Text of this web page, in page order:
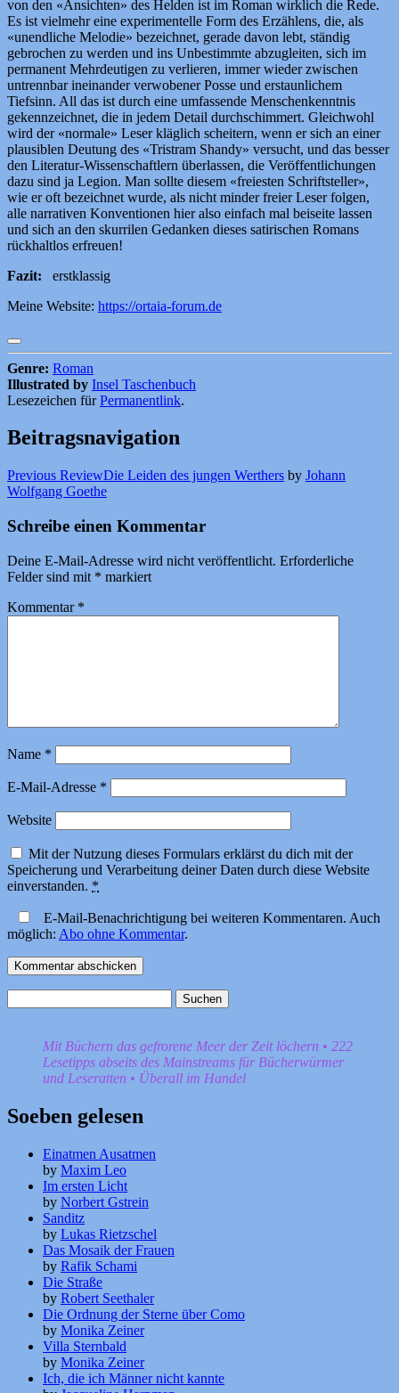
von den «Ansichten» des Helden ist im Roman wirklich die Rede.
Es ist vielmehr eine experimentelle Form des Erzählens, die, als
«unendliche Melodie» bezeichnet, gerade davon lebt, ständig
gebrochen zu werden und ins Unbestimmte abzugleiten, sich im
permanent Mehrdeutigen zu verlieren, immer wieder zwischen
untrennbar ineinander verwobener Posse und erstaunlichem
Tiefsinn. All das ist durch eine umfassende Menschenkenntnis
gekennzeichnet, die in jedem Detail durchschimmert. Gleichwohl
wird der «normale» Leser kläglich scheitern, wenn er sich an einer
plausiblen Deutung des «Tristram Shandy» versucht, und das besser
den Literatur-Wissenschaftlern überlassen, die Veröffentlichungen
dazu sind ja Legion. Man sollte diesem «freiesten Schriftsteller»,
wie er oft bezeichnet wurde, als nicht minder freier Leser folgen,
alle narrativen Konventionen hier also einfach mal beiseite lassen
und sich an den skurrilen Gedanken dieses satirischen Romans
rückhaltlos erfreuen!
Fazit: erstklassig
Meine Website: https://ortaia-forum.de
Genre: Roman
Illustrated by Insel Taschenbuch
Lesezeichen fürPermanentlink.
Beitragsnavigation
Previous ReviewDie Leiden des jungen Werthers by Johann
Wolfgang Goethe
Schreibe einen Kommentar
Deine E-Mail-Adresse wird nicht veröffentlicht. Erforderliche
Felder sind mit * markiert
Kommentar *
Name *
E-Mail-Adresse *
Website
Mit der Nutzung dieses Formulars erklärst du dich mit der
Speicherung und Verarbeitung deiner Daten durch diese Website
einverstanden. *
E-Mail-Benachrichtigung bei weiteren Kommentaren. Auch
möglich: Abo ohne Kommentar.
nach:
Mit Büchern das gefrorene Meer der Zeit löchern • 222
Lesetipps abseits des Mainstreams für Bücherwürmer
und Leseratten • Überall im Handel
Soeben gelesen
Einatmen Ausatmen
by Maxim Leo
Im ersten Licht
by Norbert Gstrein
Sanditz
by Lukas Rietzschel
Das Mosaik der Frauen
by Rafik Schami
Die Straße
by Robert Seethaler
Die Ordnung der Sterne über Como
by Monika Zeiner
Villa Sternbald
by Monika Zeiner
Ich, die ich Männer nicht kannte